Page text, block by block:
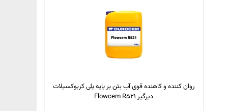
روان‌ کننده و کاهنده‌ قوی آب بتن بر پایه‎ پلی کربوکسیلات
دیرگیر Flowcem R521